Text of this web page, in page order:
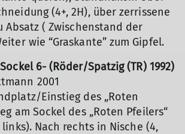
(4+, 2H), über zerrissene
Absatz ( Zwischenstand der
wie “Graskante” zum Gipfel.
6- (Röder/Spatzig (TR) 1992)
2001
Einstieg des „Roten
am Sockel des „Roten Pfeilers“
Nach rechts in Nische (4,